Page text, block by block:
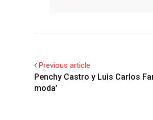
Previous article
Penchy Castro y Luìs Carlos
moda’